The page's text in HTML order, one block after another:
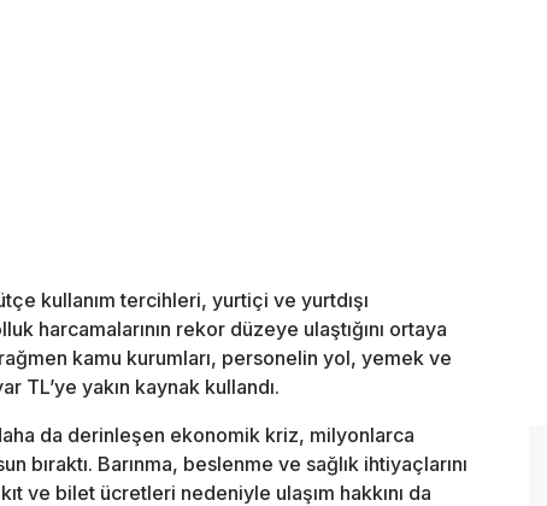
kullanım tercihleri, yurtiçi ve yurtdışı
harcamalarının rekor düzeye ulaştığını ortaya
kamu kurumları, personelin yol, yemek ve
TL’ye yakın kaynak kullandı.
da derinleşen ekonomik kriz, milyonlarca
bıraktı. Barınma, beslenme ve sağlık ihtiyaçlarını
ve bilet ücretleri nedeniyle ulaşım hakkını da